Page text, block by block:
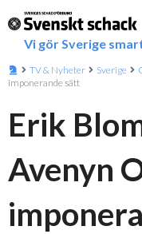
Vi gör Sverige
TV & Nyheter Sverige
imponerande sätt
Erik
Avenyn